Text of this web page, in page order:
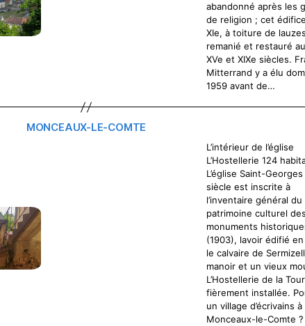
abandonné après les
de religion ; cet
XIe, à toiture de
remanié et restauré
XVe et XIXe siècles.
Mitterrand y a élu
1959 avant de…
MONCEAUX-LE-COMTE
L’intérieur de l’église
L’Hostellerie 124
L’église Saint-Georges
siècle est inscrite à
l’inventaire général du
patrimoine culturel des
monuments
(1903), lavoir édifié en
le calvaire de
manoir et un vieux
L’Hostellerie de la
fièrement installée.
un village d’écrivains à
Monceaux-le-Comte ?